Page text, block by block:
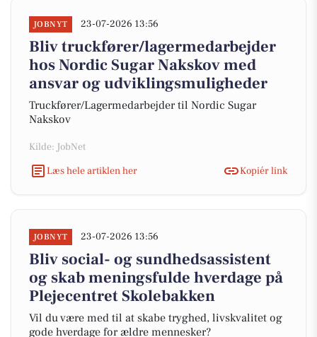
JOBNYT 23-07-2026 13:56
Bliv truckfører/lagermedarbejder
hos Nordic Sugar Nakskov med
ansvar og udviklingsmuligheder
Truckfører/Lagermedarbejder til Nordic Sugar
Nakskov
Kilde: JobNet
Læs hele artiklen her
Kopiér link
JOBNYT 23-07-2026 13:56
Bliv social- og sundhedsassistent
og skab meningsfulde hverdage på
Plejecentret Skolebakken
Vil du være med til at skabe tryghed, livskvalitet og
gode hverdage for ældre mennesker?